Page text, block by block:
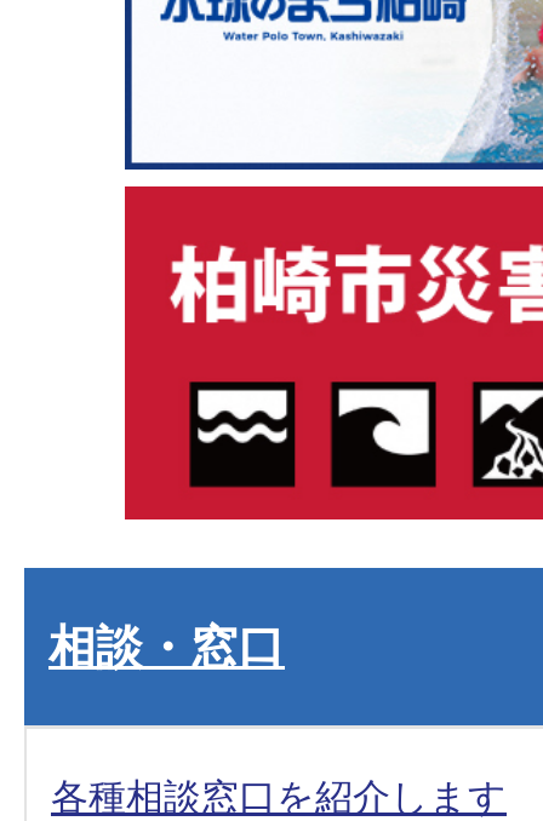
相談・窓口
各種相談窓口を紹介します